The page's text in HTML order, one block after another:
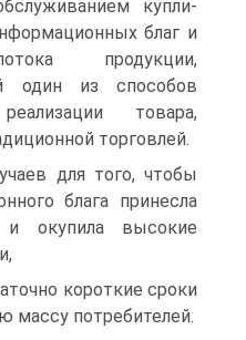
купли-
благ и
продукции,
один из способов
товара,
торговлей.
для того, чтобы
блага принесла
окупила высокие
короткие сроки
массу потребителей.